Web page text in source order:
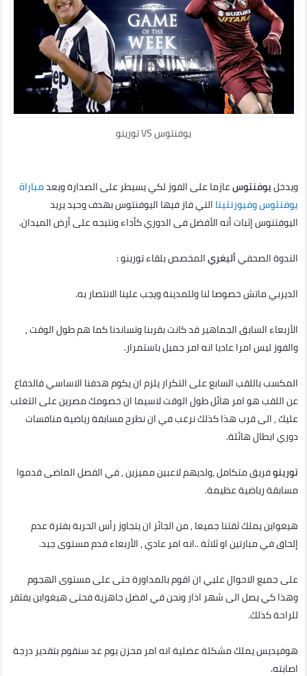
يوفنتوس VS تورينو
ويدخليوفنتوسعازما على الفوز لكي يسيطر على الصدارة وبعدمباراة
يوفنتوس وفيورنتيناالتي فاز فيها اليوفنتوس بهدف وحيد يريد
اليوفتنوس إثبات أنه الأفضل فى الدوري كأداء ونتيجه على أرض الميدان.
الندوة الصحفيأليغريالمخصص بلقاء تورينو :
الديربي ماتش خصوصا لنا وللمدينة ويجب علينا الانتصار به.
الأربعاء السابق الجماهير قد كانت بقربنا وتساندنا كما هم طول الوقت ,
والفوز ليس امرا عاديا انه امر جميل باستمرار.
المكسب باللقب السابع على التكرار يلزم ان يكوم هدفنا الاساسي فالدفاع
عن اللقب هو امر هائل طول الوقت لاسيما ان خصومك مصرين على التغلب
عليك , الى قرب هذا كذلك نرغب في ان نطرح مسابقة رياضية منافسات
دوري ابطال هائلة.
تورينوفريق متكامل ,ولديهم لاعبين مميزين , في الفصل الماضى قدموا
مسابقة رياضية عظيمة.
هيغواين يملك ثقتنا جميعا , من الجائز ان يتجاوز رأس الحربة بفترة عدم
إلحاق في مبارتين او ثلاثة ..انه امر عادي , الأربعاء قدم مستوى جيد.
على جميع الاحوال عليي ان اقوم بالمداورة حتى على مستوى الهجوم
وهذا كي يصل الى شهر اذار ونحن في افضل جاهزية فحتى هيغواين يفتقر
للراحة كذلك.
هوفيديس يملك مشكلة عضلية انه امر محزن يوم غد سنقوم بتقدير درجة
اصابته.